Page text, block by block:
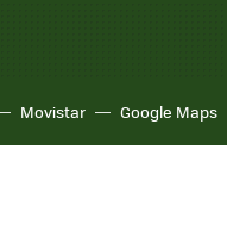
Movistar Google Maps